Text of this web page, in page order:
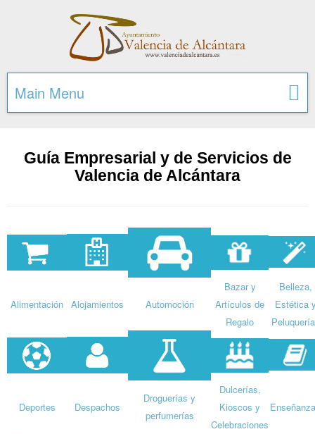
Main Menu
Guía Empresarial y de Servicios de
Valencia de Alcántara
Alimentación Alojamientos Automoción
Bazar y
Artículos de
Regalo
Belleza,
Estética
Deportes Despachos
Droguerías y
perfumerías
Dulcerías,
Kioscos y
Celebraciones